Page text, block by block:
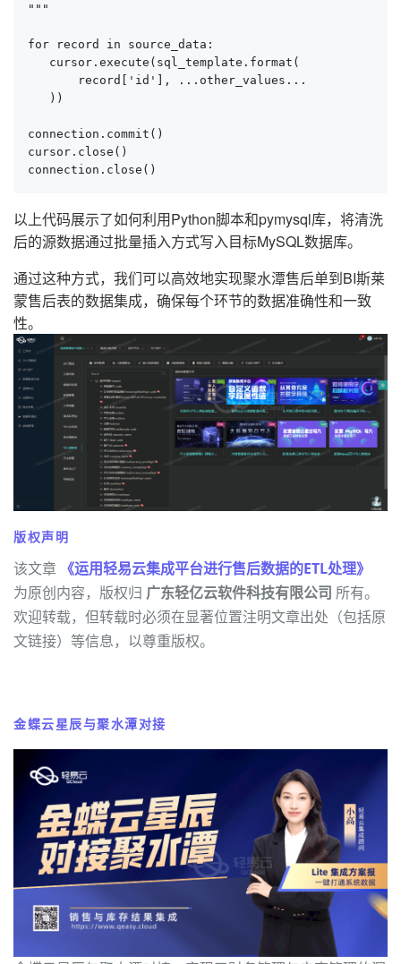
"""
for record in source_data:
   cursor.execute(sql_template.format(
       record['id'], ...other_values...
   ))
connection.commit()
cursor.close()
connection.close()
以上代码展示了如何利用Python脚本和pymysql库，将清洗
后的源数据通过批量插入方式写入目标MySQL数据库。
通过这种方式，我们可以高效地实现聚水潭售后单到BI斯莱
蒙售后表的数据集成，确保每个环节的数据准确性和一致
性。
版权声明
该文章 《运用轻易云集成平台进行售后数据的ETL处理》
为原创内容，版权归 广东轻亿云软件科技有限公司 所有。
欢迎转载，但转载时必须在显著位置注明文章出处（包括原
文链接）等信息，以尊重版权。
金蝶云星辰与聚水潭对接